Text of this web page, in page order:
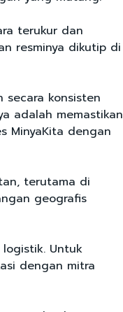
terukur dan
resminya dikutip di
secara konsisten
adalah memastikan
MinyaKita dengan
terutama di
geografis
Untuk
dengan mitra